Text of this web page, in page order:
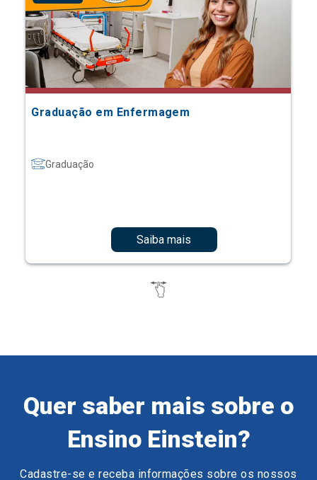
Graduação em Enfermagem
Graduação
Saiba mais
Quer saber mais sobre o
Ensino Einstein?
Cadastre-se e receba informações sobre os nossos